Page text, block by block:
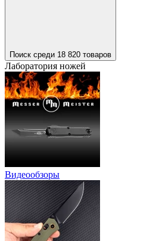
Поиск среди 18 820 товаров
Лаборатория ножей
Видеообзоры